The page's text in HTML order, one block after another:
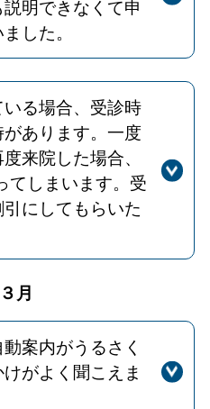
さい。また、採血を担
配慮が行き届くよう指
なお、ご要望の「くっ
きましては、材質や粘
っては、他の患者さん
、かぶれの原因となる
め、常備はいたしかね
ご協力のほどよろしく
す。
明できなくて申
した。
、ありがとうございま
て申し訳ございませ
間につきましては採血
また、採血結果につき
後1時間以内に結果を
限の努力をしておりま
だけますよう、よろし
ます。
る場合、受診時
あります。一度
来院した場合、
てしまいます。受
にしてもらいた
都度ご精算いただく必
、同日に2回目の駐車
、正面玄関（守衛）に
券をお受け取りのう
さい。サービス券の発
名および患者さんのお
月
案内がうるさく
がよく聞こえま